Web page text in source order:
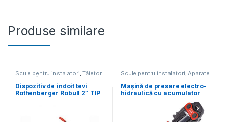
Produse similare
Scule pentru instalatori,Tăietor
de țeavă
Dispozitiv de indoit tevi
Rothenberger Robull 2″ TIP
Scule pentru instalatori,Aparate
Mașină de presare electro-
hidraulică cu acumulator
Compact III fara bacuri